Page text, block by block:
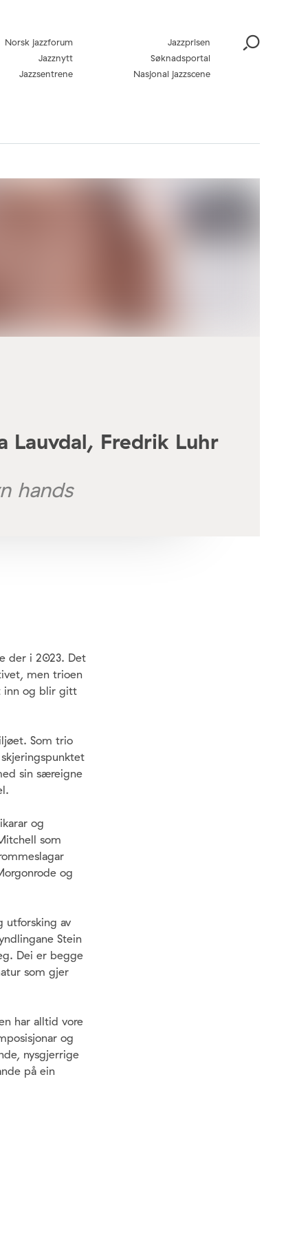
Norsk jazzforum
Jazzprisen
Jazznytt
Søknadsportal
Jazzsentrene
Nasjonal jazzscene
Fredrik Luhr
hands
der i 2023. Det
men trioen
inn og blir gitt
Som trio
sin særeigne
og
som
og
utforsking av
Stein
Dei er begge
som gjer
har alltid vore
og
nysgjerrige
på ein